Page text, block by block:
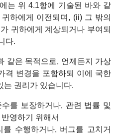
는 위 4.1항에 기술된 바와 같
하에게 이전되며, (ii) 그 밖의
귀하에게 계상되거나 부여되
다.
은 목적으로, 언제든지 가상
격 변경을 포함하되 이에 국한
는 권리가 있습니다.
를 보장하거나, 관련 법률 및
영하기 위해서
수행하거나, 버그를 고치거